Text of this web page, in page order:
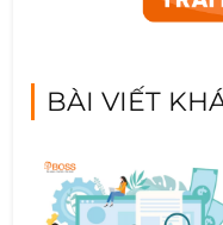
BÀI VIẾT